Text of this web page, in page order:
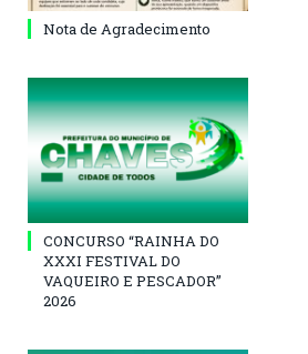
Nota de Agradecimento
CONCURSO “RAINHA DO
XXXI FESTIVAL DO
VAQUEIRO E PESCADOR”
2026